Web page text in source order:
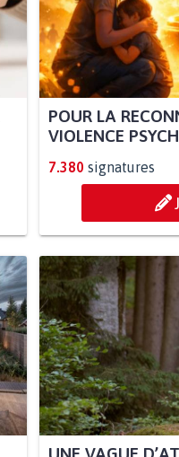
POUR LA
VIOLENCE
7.380 signatures